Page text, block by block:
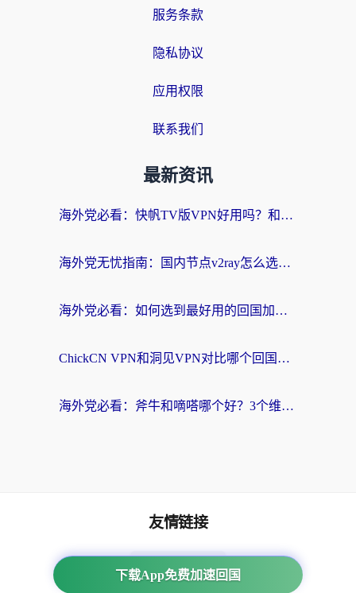
服务条款
隐私协议
应用权限
联系我们
最新资讯
海外党必看：快帆TV版VPN好用吗？和快游VPN对比哪个回国效果更好？附实用避坑指南
海外党无忧指南：国内节点v2ray怎么选？一键回国VPN+多场景实测帮你避坑
海外党必看：如何选到最好用的回国加速器？从节点到售后的全维度指南
ChickCN VPN和洞见VPN对比哪个回国效果更好？海外党亲测3款加速器+避坑指南
海外党必看：斧牛和嘀嗒哪个好？3个维度教你选对回国加速器
下载App免费加速回国
友情链接
番茄加速器